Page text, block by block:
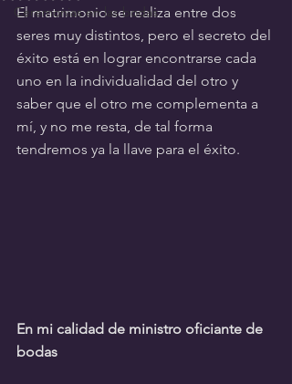
Ceremonias en las bodas
El matrimonio se realiza entre dos
seres muy distintos, pero el secreto del
éxito está en lograr encontrarse cada
uno en la individualidad del otro y
saber que el otro me complementa a
mí, y no me resta, de tal forma
tendremos ya la llave para el éxito.
En mi calidad de ministro oficiante de
bodas